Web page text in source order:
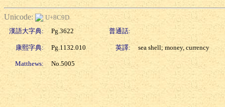
Unicode:
U+8C9D
漢語大字典:
Pg.3622 普通話:
康熙字典: Pg.1132.010 英譯: sea shell; money, currency
Matthews: No.5005